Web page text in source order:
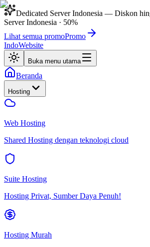
Dedicated Server Indonesia — Diskon
Server Indonesia · 50%
Lihat semua promoPromo
IndoWebsite
Buka menu utama
Beranda
Hosting
Web Hosting
Shared Hosting dengan teknologi cloud
Suite Hosting
Hosting Privat, Sumber Daya Penuh!
Hosting Murah